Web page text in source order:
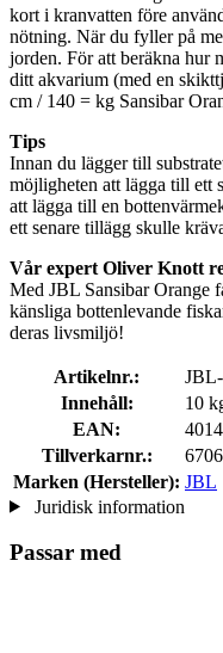
kort i kranvatten före
nötning. När du fyller på
jorden. För att beräkna hur
ditt akvarium (med en
cm / 140 = kg Sansibar
Tips
Innan du lägger till
möjligheten att lägga till ett
att lägga till en
ett senare tillägg skulle
Vår expert Oliver Knott
Med JBL Sansibar Orange
känsliga bottenlevande
deras livsmiljö!
Artikelnr.:
Innehåll:
10
EAN:
Tillverkarnr.:
Marken (Hersteller): JBL
Juridisk information
Passar med